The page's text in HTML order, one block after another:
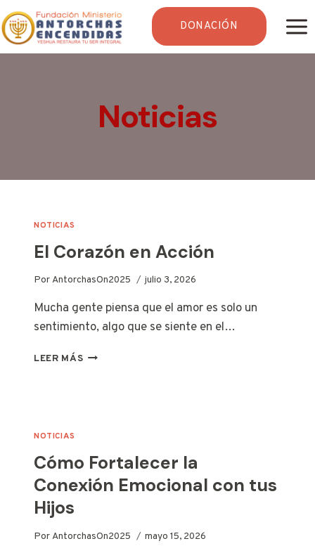
Saltar
al
contenido
DONACIÓN
Noticias
NOTICIAS
El Corazón en Acción
PorAntorchasOn2025 julio 3, 2026
Mucha gente piensa que el amor es solo un
sentimiento, algo que se siente en el…
LEER MÁSEL
NOTICIAS
Cómo Fortalecer la
Conexión Emocional con tus
Hijos
PorAntorchasOn2025 mayo 15, 2026